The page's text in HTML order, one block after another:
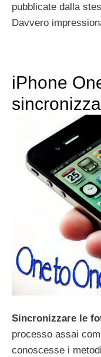
pubblicate dalla
Davvero
iPhone
Sincronizzare le
processo assai
conoscesse i